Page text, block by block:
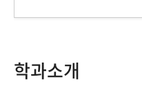
학과소개